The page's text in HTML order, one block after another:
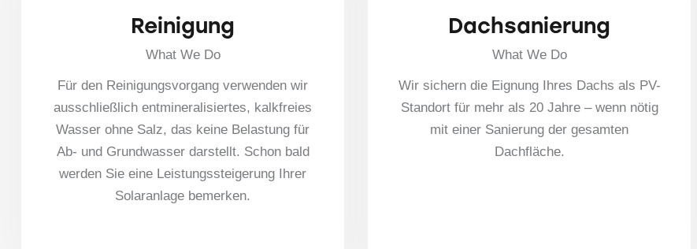
Reinigung
What We Do
Für den Reinigungsvorgang verwenden wir
ausschließlich entmineralisiertes, kalkfreies
Wasser ohne Salz, das keine Belastung für
Ab- und Grundwasser darstellt. Schon bald
werden Sie eine Leistungssteigerung Ihrer
Solaranlage bemerken.
Dachsanierung
What We Do
Wir sichern die Eignung Ihres Dachs als PV-
Standort für mehr als 20 Jahre – wenn nötig
mit einer Sanierung der gesamten
Dachfläche.